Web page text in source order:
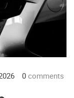
0 comments